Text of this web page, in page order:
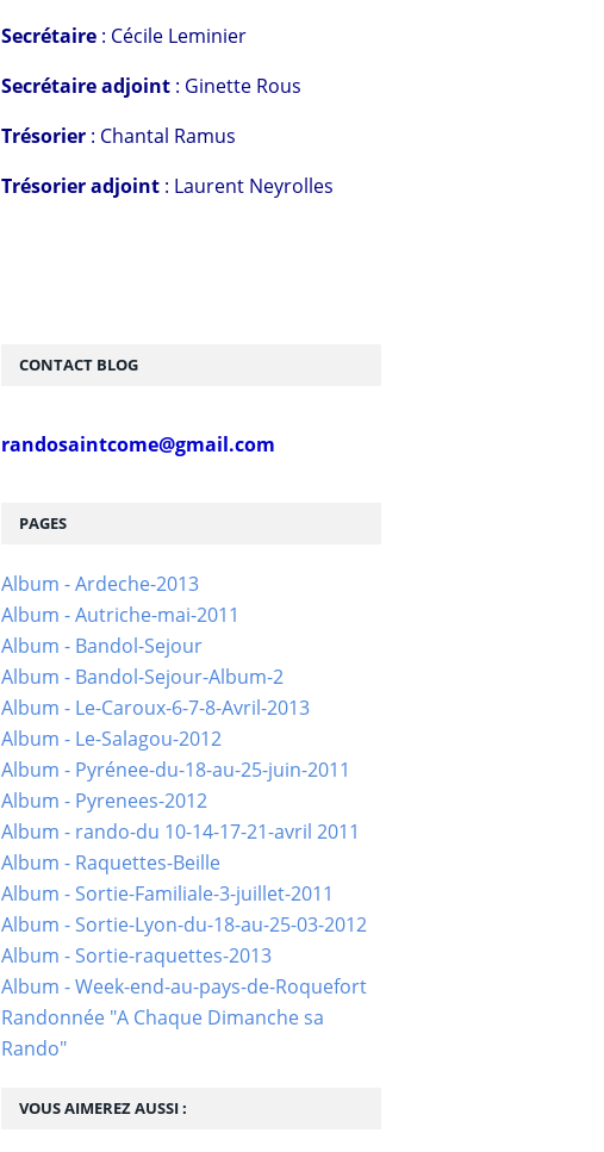
VOUS AIMEREZ AUSSI :
PAGES
Album - Ardeche-2013
Album - Autriche-mai-2011
Album - Bandol-Sejour
Album - Bandol-Sejour-Album-2
Album - Le-Caroux-6-7-8-Avril-2013
Album - Le-Salagou-2012
Album - Pyrénee-du-18-au-25-juin-2011
Album - Pyrenees-2012
Album - rando-du 10-14-17-21-avril 2011
Album - Raquettes-Beille
Album - Sortie-Familiale-3-juillet-2011
Album - Sortie-Lyon-du-18-au-25-03-2012
Album - Sortie-raquettes-2013
Album - Week-end-au-pays-de-Roquefort
Randonnée "A Chaque Dimanche sa
Rando"
Secrétaire : Cécile Leminier
Secrétaire adjoint : Ginette Rous
Trésorier : Chantal Ramus
Trésorier adjoint : Laurent Neyrolles
CONTACT BLOG
randosaintcome@gmail.com